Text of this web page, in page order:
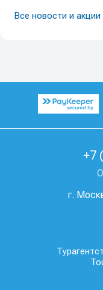
Все новости и акции
+7
г.